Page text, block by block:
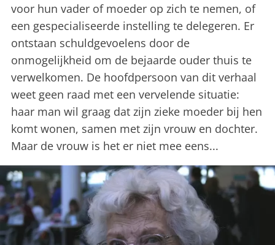
voor hun vader of moeder op zich te nemen, of
een gespecialiseerde instelling te delegeren. Er
ontstaan schuldgevoelens door de
onmogelijkheid om de bejaarde ouder thuis te
verwelkomen. De hoofdpersoon van dit verhaal
weet geen raad met een vervelende situatie:
haar man wil graag dat zijn zieke moeder bij hen
komt wonen, samen met zijn vrouw en dochter.
Maar de vrouw is het er niet mee eens...